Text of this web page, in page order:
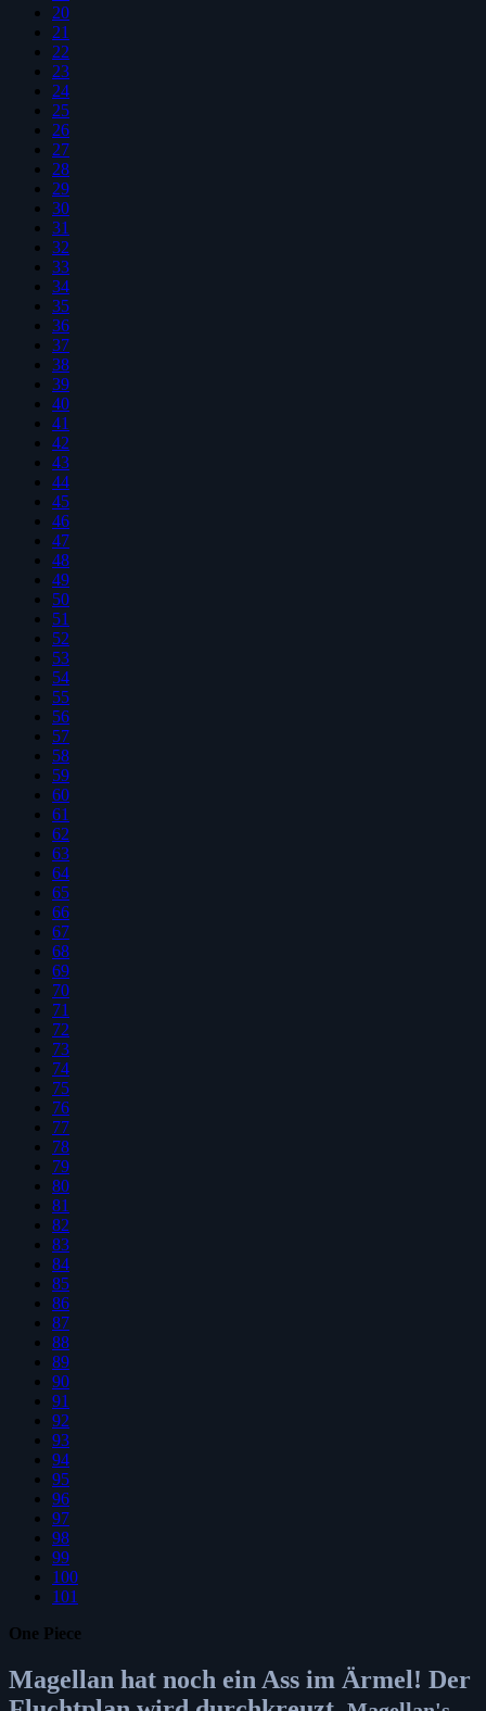
20
21
22
23
24
25
26
27
28
29
30
31
32
33
34
35
36
37
38
39
40
41
42
43
44
45
46
47
48
49
50
51
52
53
54
55
56
57
58
59
60
61
62
63
64
65
66
67
68
69
70
71
72
73
74
75
76
77
78
79
80
81
82
83
84
85
86
87
88
89
90
91
92
93
94
95
96
97
98
99
100
101
One Piece
Magellan hat noch ein Ass im Ärmel! Der